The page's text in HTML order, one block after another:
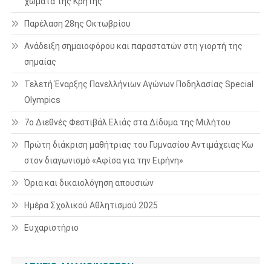
Παρέλαση 28ης Οκτωβρίου
Ανάδειξη σημαιοφόρου και παραστατών στη γιορτή της
σημαίας
Τελετή Έναρξης Πανελλήνιων Αγώνων Ποδηλασίας Special
Olympics
7ο Διεθνές Φεστιβάλ Ελιάς στα Δίδυμα της Μιλήτου
Πρώτη διάκριση μαθήτριας του Γυμνασίου Αντιμάχειας Κω
στον διαγωνισμό «Αφίσα για την Ειρήνη»
Όρια και δικαιολόγηση απουσιών
Ημέρα Σχολικού Αθλητισμού 2025
Ευχαριστήριο